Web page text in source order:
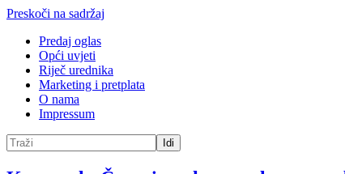
Preskoči na sadržaj
Predaj oglas
Opći uvjeti
Riječ urednika
Marketing i pretplata
O nama
Impressum
Idi